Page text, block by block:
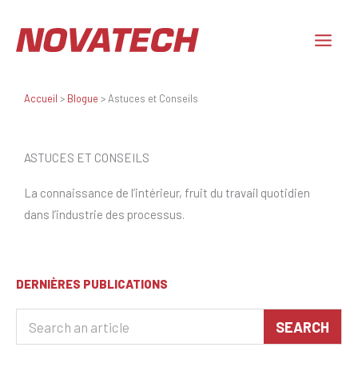
contenu
Accueil > Blogue > Astuces et Conseils
ASTUCES ET CONSEILS
La connaissance de l’intérieur, fruit du travail quotidien
dans l’industrie des processus.
DERNIÈRES PUBLICATIONS
SEARCH